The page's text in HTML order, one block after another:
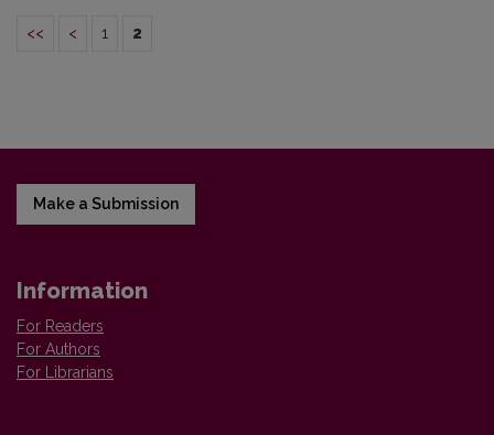
<< < 1 2
Make a Submission
Information
For Readers
For Authors
For Librarians